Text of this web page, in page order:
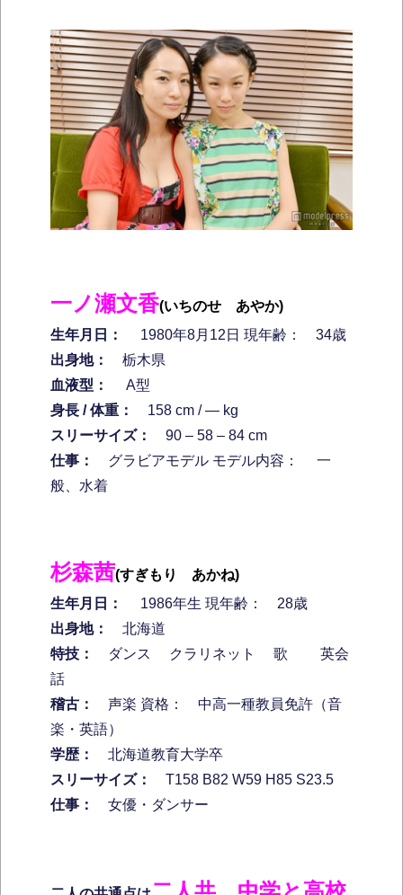
一ノ瀬文香(いちのせ あやか)
生年月日：
1980年8月12日 現年齢： 34歳
出身地：
栃木県
血液型：
A型
身長 / 体重：
158 cm / ― kg
スリーサイズ：
90 – 58 – 84 cm
仕事：
グラビアモデル モデル内容： 一
般、水着
杉森茜(すぎもり あかね)
生年月日：
1986年生 現年齢： 28歳
出身地：
北海道
特技：
ダンス クラリネット 歌 英会
話
稽古：
声楽 資格： 中高一種教員免許（音
楽・英語）
学歴：
北海道教育大学卒
スリーサイズ：
T158 B82 W59 H85 S23.5
仕事：
女優・ダンサー